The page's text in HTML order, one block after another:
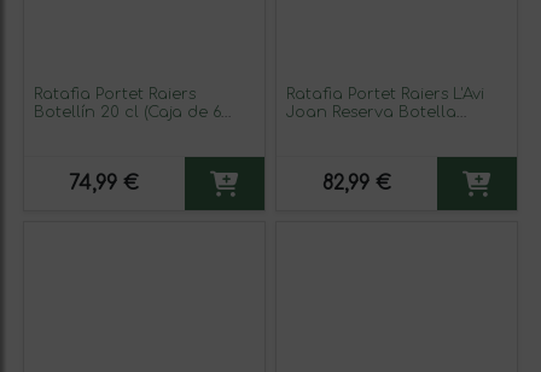
Ratafia Portet Raiers
Botellín 20 cl (Caja de 6
74,99 €
Ratafia Portet Raiers L'Avi
Joan Reserva Botella
82,99 €